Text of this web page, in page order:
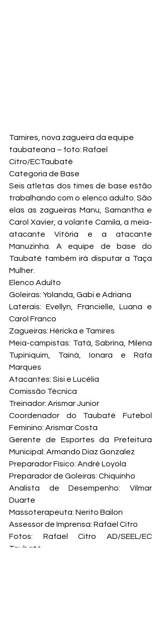
Tamires, nova zagueira da equipe
taubateana – foto: Rafael
Citro/ECTaubaté
Categoria de Base
Seis atletas dos times de base estão
trabalhando com o elenco adulto. São
elas as zagueiras Manu, Samantha e
Carol Xavier, a volante Camila, a meia-
atacante Vitória e a atacante
Manuzinha. A equipe de base do
Taubaté também irá disputar a Taça
Mulher.
Elenco Adulto
Goleiras: Yolanda, Gabi e Adriana
Laterais: Evellyn, Francielle, Luana e
Carol Franco
Zagueiras: Héricka e Tamires
Meia-campistas: Tatá, Sabrina, Milena
Tupiniquim, Tainá, Ionara e Rafa
Marques
Atacantes: Sisi e Lucélia
Comissão Técnica
Treinador: Arismar Junior
Coordenador do Taubaté Futebol
Feminino: Arismar Costa
Gerente de Esportes da Prefeitura
Municipal: Armando Diaz Gonzalez
Preparador Físico: André Loyola
Preparador de Goleiras: Chiquinho
Analista de Desempenho: Vilmar
Duarte
Massoterapeuta: Nerito Bailon
Assessor de Imprensa: Rafael Citro
Fotos: Rafael Citro AD/SEEL/EC
Taubaté